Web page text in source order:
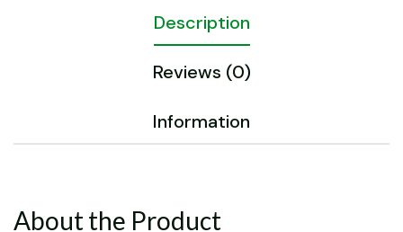
Description
Reviews (0)
Information
About the Product